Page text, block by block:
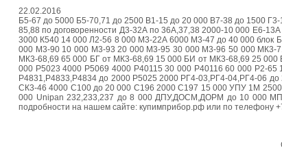
22.02.2016
Б5-67 до 5000 Б5-70,71 до 2500 В1-15 до 20 000 В7-38 до 1500
85,88 по договоренности Д3-32А по 36А,37,38 2000-10 000 Е6-
3000 К540 14 000 Л2-56 8 000 М3-22А 6000 М3-47 до 40 000
000 М3-90 10 000 М3-93 20 000 М3-95 30 000 М3-96 50 000
МК3-68,69 65 000 БГ от МК3-68,69 15 000 БИ от МК3-68,69 25
000 Р5023 4000 Р5069 4000 Р40115 30 000 Р40116 60 000 Р2-
Р4831,Р4833,Р4834 до 2000 Р5025 2000 РГ4-03,РГ4-04,РГ4-06
СК3-46 4000 С100 до 20 000 С196 2000 С197 15 000 УПУ 1М
000 Unipan 232,233,237 до 8 000 ДПУ,ДОСМ,ДОРМ до 10 000
подробности на нашем сайте: купимприбор.рф или по телефону